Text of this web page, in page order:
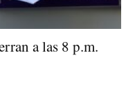
a las 8 p.m.